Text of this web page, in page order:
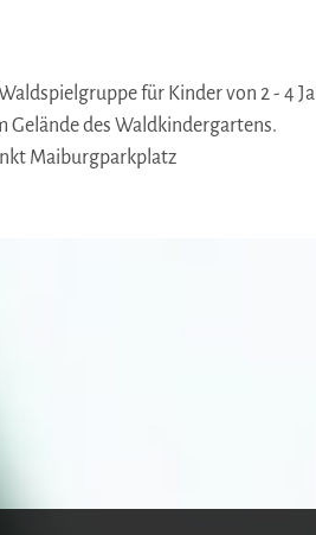
für Kinder von 2 - 4
Gelände des Waldkindergartens.
Maiburgparkplatz